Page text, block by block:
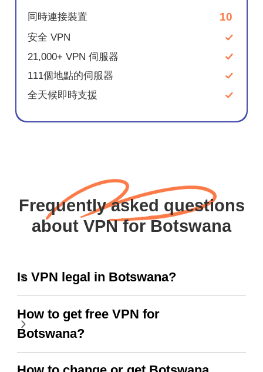
同時連接裝置 10
安全 VPN
21,000+ VPN 伺服器
111個地點的伺服器
全天候即時支援
Frequently asked questions
about VPN for Botswana
Is VPN legal in Botswana?
How to get free VPN for
Botswana?